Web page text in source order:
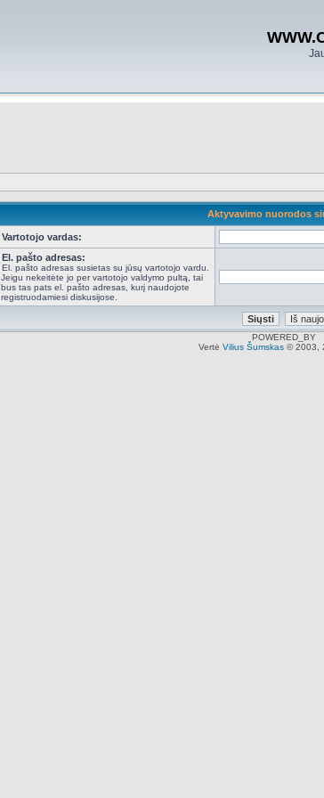
Aktyvavimo nuorodos
Vartotojo vardas:
El. pašto adresas:
El. pašto adresas susietas su jūsų vartotojo vardu.
Jeigu nekeitėte jo per vartotojo valdymo pultą, tai
bus tas pats el. pašto adresas, kurį naudojote
registruodamiesi diskusijose.
POWERED_BY
Vertė Vilius Šumskas© 2003,